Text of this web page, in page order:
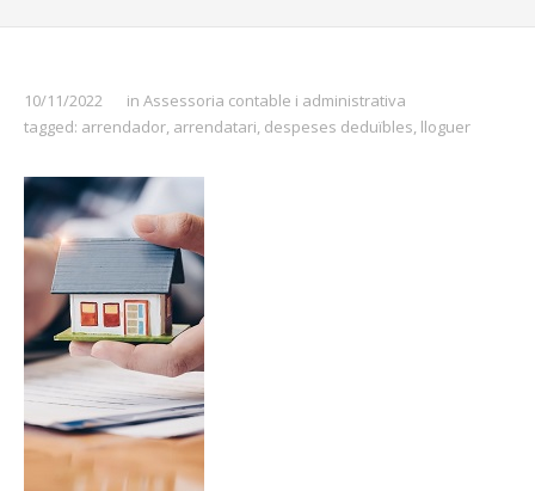
10/11/2022 in Assessoria contable i administrativa
tagged: arrendador, arrendatari, despeses deduïbles, lloguer